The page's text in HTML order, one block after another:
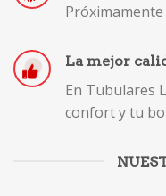
La mejor
En Tubulares
confort y tu